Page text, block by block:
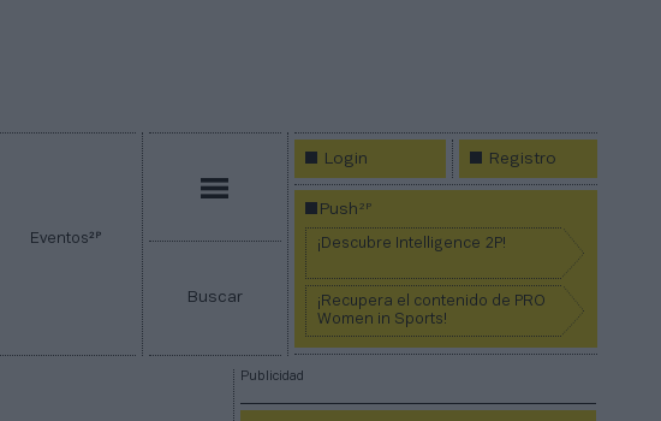
Eventos2P
Buscar
Login Registro
Push2P
¡Descubre Intelligence 2P!
¡Recupera el contenido de PRO
Women in Sports!
Publicidad